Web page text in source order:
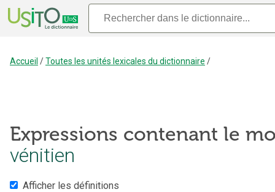
Accueil /Toutes les unités lexicales du dictionnaire /
Expressions contenant le
vénitien
Afficher les définitions